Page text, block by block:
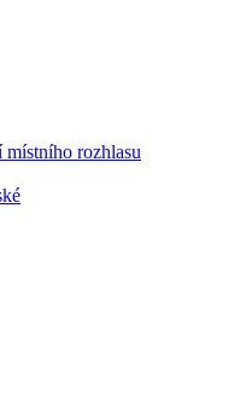
místního rozhlasu